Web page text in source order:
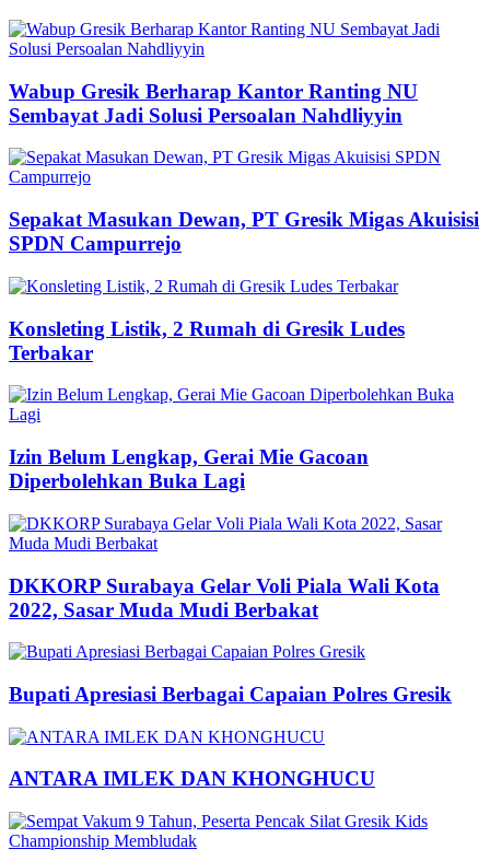
Wabup Gresik Berharap Kantor Ranting NU
Sembayat Jadi Solusi Persoalan Nahdliyyin
Sepakat Masukan Dewan, PT Gresik Migas Akuisisi
SPDN Campurrejo
Konsleting Listik, 2 Rumah di Gresik Ludes
Terbakar
Izin Belum Lengkap, Gerai Mie Gacoan
Diperbolehkan Buka Lagi
DKKORP Surabaya Gelar Voli Piala Wali Kota
2022, Sasar Muda Mudi Berbakat
Bupati Apresiasi Berbagai Capaian Polres Gresik
ANTARA IMLEK DAN KHONGHUCU